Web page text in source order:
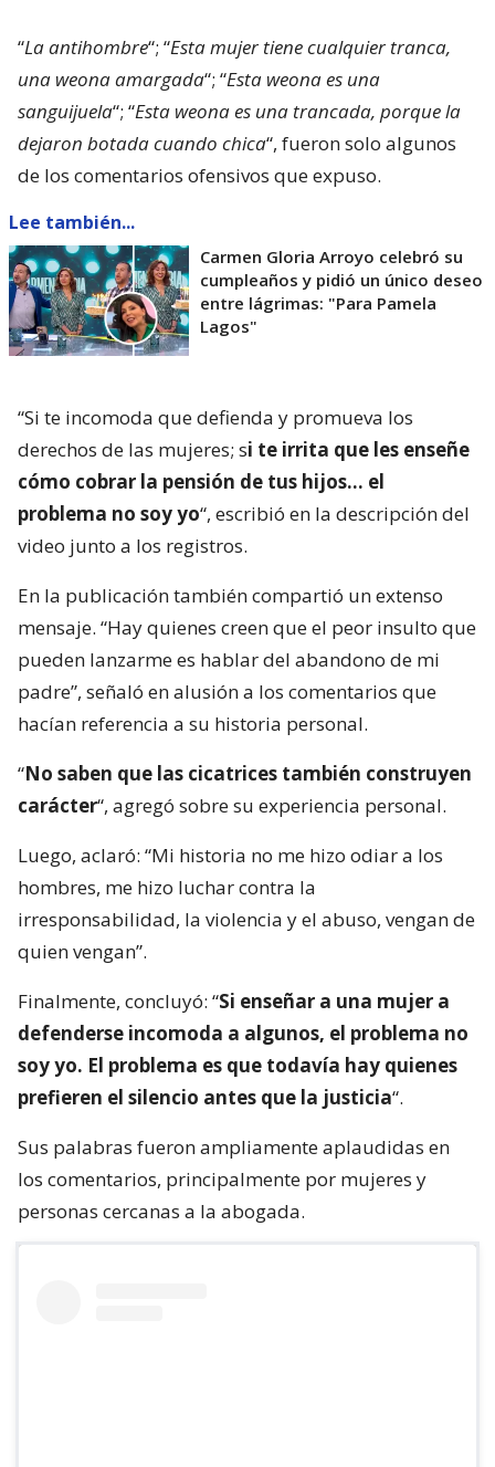
“La antihombre“; “Esta mujer tiene cualquier tranca,
una weona amargada“; “Esta weona es una
sanguijuela“; “Esta weona es una trancada, porque la
dejaron botada cuando chica“, fueron solo algunos
de los comentarios ofensivos que expuso.
Lee también...
Carmen Gloria Arroyo celebró su
cumpleaños y pidió un único deseo
entre lágrimas: "Para Pamela
Lagos"
“Si te incomoda que defienda y promueva los
derechos de las mujeres; si te irrita que les enseñe
cómo cobrar la pensión de tus hijos… el
problema no soy yo“, escribió en la descripción del
video junto a los registros.
En la publicación también compartió un extenso
mensaje. “Hay quienes creen que el peor insulto que
pueden lanzarme es hablar del abandono de mi
padre”, señaló en alusión a los comentarios que
hacían referencia a su historia personal.
“No saben que las cicatrices también construyen
carácter“, agregó sobre su experiencia personal.
Luego, aclaró: “Mi historia no me hizo odiar a los
hombres, me hizo luchar contra la
irresponsabilidad, la violencia y el abuso, vengan de
quien vengan”.
Finalmente, concluyó: “Si enseñar a una mujer a
defenderse incomoda a algunos, el problema no
soy yo. El problema es que todavía hay quienes
prefieren el silencio antes que la justicia“.
Sus palabras fueron ampliamente aplaudidas en
los comentarios, principalmente por mujeres y
personas cercanas a la abogada.